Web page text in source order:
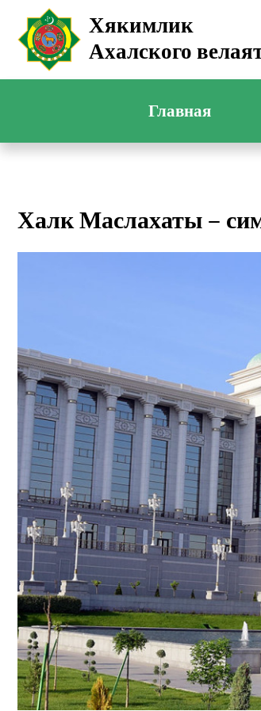
Хякимлик
Ахалского
Главная
Халк Маслахаты –